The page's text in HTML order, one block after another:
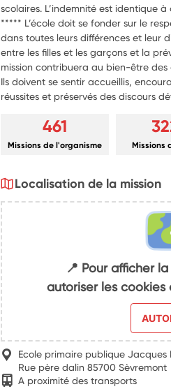
scolaires. L’indemnité est identique
***** L’école doit se fonder sur le
dans toutes leurs différences et leur
entre les filles et les garçons et la
mission contribuera au bien-être des
Ils doivent se sentir accueillis,
réussites et préservés des discours
461
Missions de l'organisme Missions
Localisation de la mission
📍 Pour afficher
autoriser les cookies
Ecole primaire publique Jacques
Rue père dalin 85700 Sèvremont
A proximité des transports